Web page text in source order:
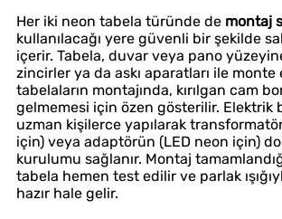
Her iki neon tabela türünde de montaj
kullanılacağı yere güvenli bir şekilde
içerir. Tabela, duvar veya pano
zincirler ya da askı aparatları ile monte
tabelaların montajında, kırılgan cam
gelmemesi için özen gösterilir. Elektrik
uzman kişilerce yapılarak
için) veya adaptörün (LED neon için)
kurulumu sağlanır. Montaj
tabela hemen test edilir ve parlak
hazır hale gelir.